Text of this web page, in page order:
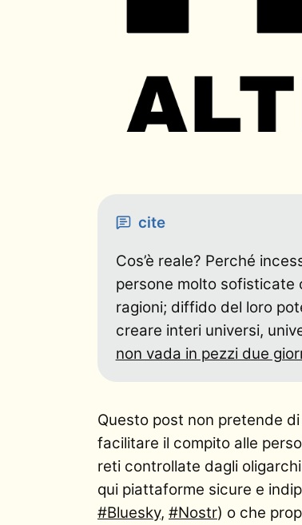
cite
Cos’è reale? Perché
persone molto sofisticate
ragioni; diffido del loro
creare interi universi,
non vada in pezzi due
Questo post non pretende
facilitare il compito alle
reti controllate dagli
qui piattaforme sicure e
#Bluesky, #Nostr) o che